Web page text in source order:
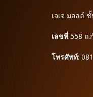
เจเจ มอลล์
เลขที่ 558 ถ.
โทรศัพท์: